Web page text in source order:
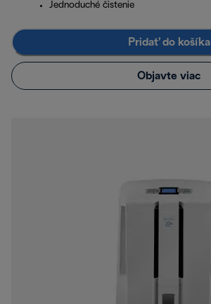
Jednoduché čistenie
Pridať do košíka
Objavte viac